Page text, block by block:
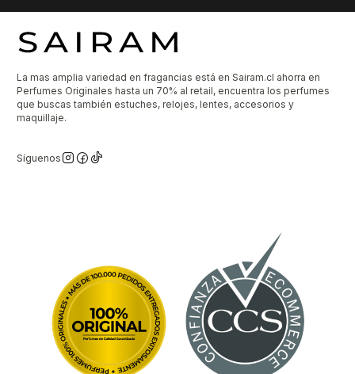
La mas amplia variedad en fragancias está en Sairam.cl ahorra en
Perfumes Originales hasta un 70% al retail, encuentra los perfumes
que buscas también estuches, relojes, lentes, accesorios y
maquillaje.
Síguenos